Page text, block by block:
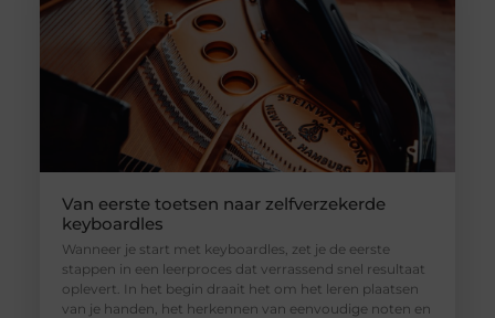
Van eerste toetsen naar zelfverzekerde
keyboardles
Wanneer je start met keyboardles, zet je de eerste
stappen in een leerproces dat verrassend snel resultaat
oplevert. In het begin draait het om het leren plaatsen
van je handen, het herkennen van eenvoudige noten en